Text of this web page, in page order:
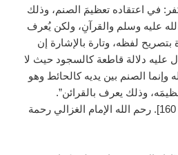
في اعتقاده تعظيمَ الصنم، وذلك
عليه وسلم والقرآنِ، ولكن يُعرف
بتصريح لفظه، وتارة بالإشارة إن
عليه دلالة قاطعة كالسجود حيث لا
الصنم بين يديه كالحائط وهو
وذلك يعرف بالقرائن”.
[الاقتصاد في الاعتقاد: ص 160]. رحم الله الإمام الغزالي رحمة